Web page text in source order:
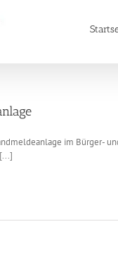
im Bürger-